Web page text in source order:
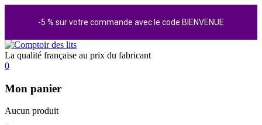
-5 % sur votre commande avec le code BIENVENUE
La qualité française au prix du fabricant
0
Mon panier
Aucun produit